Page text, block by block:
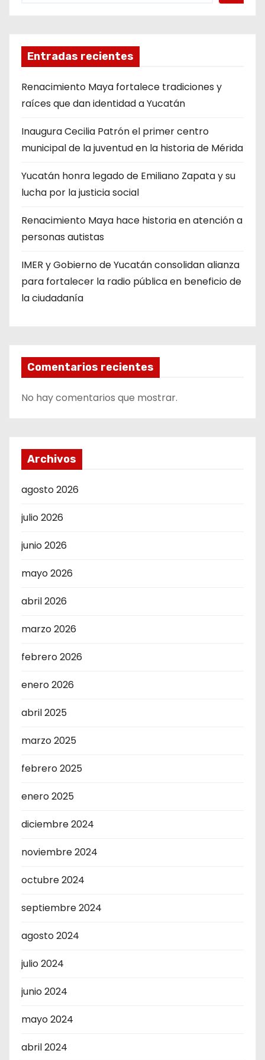
Entradas recientes
Renacimiento Maya fortalece tradiciones y
raíces que dan identidad a Yucatán
Inaugura Cecilia Patrón el primer centro
municipal de la juventud en la historia de Mérida
Yucatán honra legado de Emiliano Zapata y su
lucha por la justicia social
Renacimiento Maya hace historia en atención a
personas autistas
IMER y Gobierno de Yucatán consolidan alianza
para fortalecer la radio pública en beneficio de
la ciudadanía
Comentarios recientes
No hay comentarios que mostrar.
Archivos
agosto 2026
julio 2026
junio 2026
mayo 2026
abril 2026
marzo 2026
febrero 2026
enero 2026
abril 2025
marzo 2025
febrero 2025
enero 2025
diciembre 2024
noviembre 2024
octubre 2024
septiembre 2024
agosto 2024
julio 2024
junio 2024
mayo 2024
abril 2024